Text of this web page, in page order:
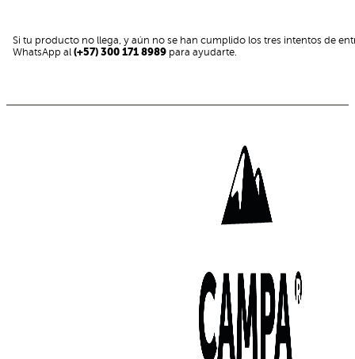
Si tu producto no llega, y aún no se han cumplido los tres intentos de
WhatsApp al (+57) 300 171 8989 para ayudarte.